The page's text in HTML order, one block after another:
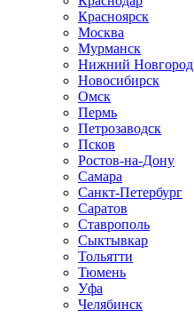
Красноярск
Москва
Мурманск
Нижний Новгород
Новосибирск
Омск
Пермь
Петрозаводск
Псков
Ростов-на-Дону
Самара
Санкт-Петербург
Саратов
Ставрополь
Сыктывкар
Тольятти
Тюмень
Уфа
Челябинск